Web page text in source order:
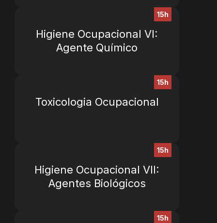
15h
Higiene Ocupacional VI:
Agente Químico
15h
Toxicologia Ocupacional
15h
Higiene Ocupacional VII:
Agentes Biológicos
15h